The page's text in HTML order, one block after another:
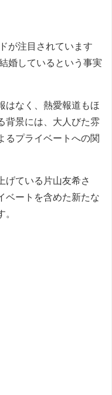
が注目されています
婚しているという事実
はなく、熱愛報道もほ
背景には、大人びた雰
るプライベートへの関
げている片山友希さ
ベートを含めた新たな